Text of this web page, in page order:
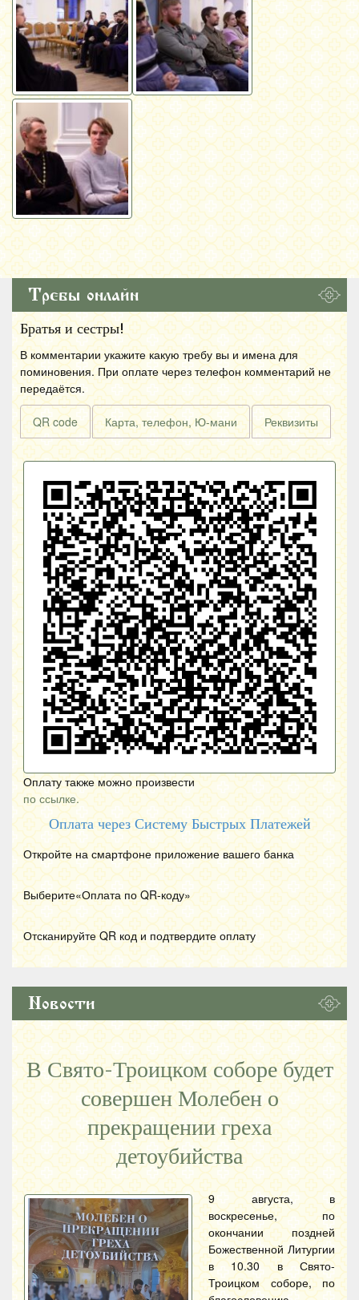
Требы онлайн
Братья и сестры!
В комментарии укажите какую требу вы и имена для
поминовения. При оплате через телефон комментарий не
передаётся.
QR code Карта, телефон, Ю-мани Реквизиты
Оплату также можно произвести
по ссылке.
Оплата через Систему Быстрых Платежей
Откройте на смартфоне приложение вашего банка
Выберите«Оплата по QR-коду»
Отсканируйте QR код и подтвердите оплату
Новости
В Свято-Троицком соборе будет
совершен Молебен о
прекращении греха
детоубийства
9 августа, в
воскресенье, по
окончании поздней
Божественной Литургии
в 10.30 в Свято-
Троицком соборе, по